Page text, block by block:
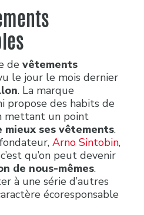
de vêtements
le jour le mois dernier
. La marque
propose des habits de
mettant un point
mieux ses vêtements.
Arno Sintobin,
qu’on peut devenir
de nous-mêmes.
à une série d’autres
écoresponsable